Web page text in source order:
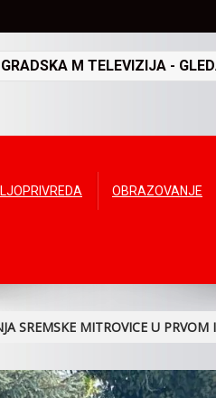
M TELEVIZIJA -
OBRAZOVANJE
SREMSKE MITROVICE U